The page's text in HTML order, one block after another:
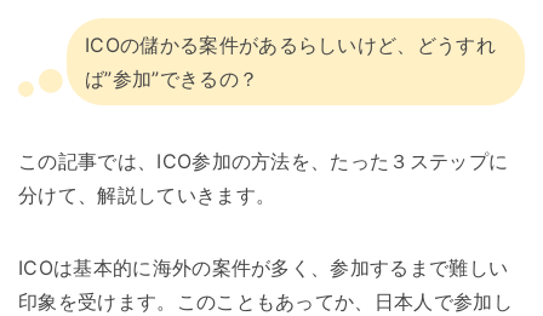
ICOの儲かる案件があるらしいけど、どうすれ
ば”参加”できるの？
この記事では、ICO参加の方法を、たった３ステップに
分けて、解説していきます。
ICOは基本的に海外の案件が多く、参加するまで難しい
印象を受けます。このこともあってか、日本人で参加し